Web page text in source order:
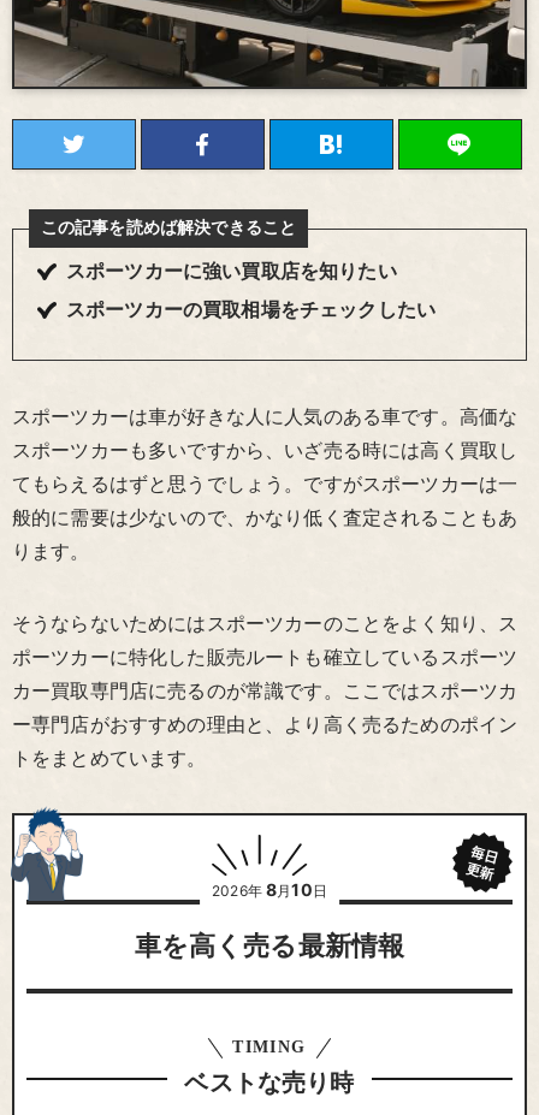
この記事を読めば解決できること
スポーツカーに強い買取店を知りたい
スポーツカーの買取相場をチェックしたい
スポーツカーは車が好きな人に人気のある車です。高価な
スポーツカーも多いですから、いざ売る時には高く買取し
てもらえるはずと思うでしょう。ですがスポーツカーは一
般的に需要は少ないので、かなり低く査定されることもあ
ります。
そうならないためにはスポーツカーのことをよく知り、ス
ポーツカーに特化した販売ルートも確立しているスポーツ
カー買取専門店に売るのが常識です。ここではスポーツカ
ー専門店がおすすめの理由と、より高く売るためのポイン
トをまとめています。
2026年 8月10 日
車を高く売る最新情報
TIMING
ベストな売り時